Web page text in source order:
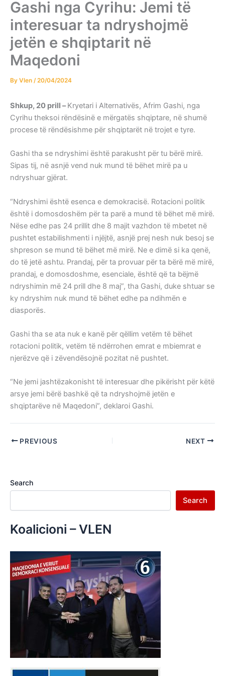
Gashi nga Cyrihu: Jemi të
interesuar ta ndryshojmë
jetën e shqiptarit në
Maqedoni
By Vlen /20/04/2024
Shkup, 20 prill –Kryetari i Alternativës, Afrim Gashi, nga
Cyrihu theksoi rëndësinë e mërgatës shqiptare, në shumë
procese të rëndësishme për shqiptarët në trojet e tyre.
Gashi tha se ndryshimi është parakusht për tu bërë mirë.
Sipas tij, në asnjë vend nuk mund të bëhet mirë pa u
ndryshuar gjërat.
“Ndryshimi është esenca e demokracisë. Rotacioni politik
është i domosdoshëm për ta parë a mund të bëhet më mirë.
Nëse edhe pas 24 prillit dhe 8 majit vazhdon të mbetet në
pushtet estabilishmenti i njëjtë, asnjë prej nesh nuk besoj se
shpreson se mund të bëhet më mirë. Ne e dimë si ka qenë,
do të jetë ashtu. Prandaj, për ta provuar për ta bërë më mirë,
prandaj, e domosdoshme, esenciale, është që ta bëjmë
ndryshimin më 24 prill dhe 8 maj”, tha Gashi, duke shtuar se
ky ndryshim nuk mund të bëhet edhe pa ndihmën e
diasporës.
Gashi tha se ata nuk e kanë për qëllim vetëm të bëhet
rotacioni politik, vetëm të ndërrohen emrat e mbiemrat e
njerëzve që i zëvendësojnë pozitat në pushtet.
“Ne jemi jashtëzakonisht të interesuar dhe pikërisht për këtë
arsye jemi bërë bashkë që ta ndryshojmë jetën e
shqiptarëve në Maqedoni”, deklaroi Gashi.
PREVIOUS NEXT
Search
Search
Koalicioni – VLEN